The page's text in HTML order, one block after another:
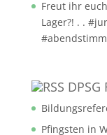
Freut ihr
Lager?! . .
DPSG
Pfingsten in